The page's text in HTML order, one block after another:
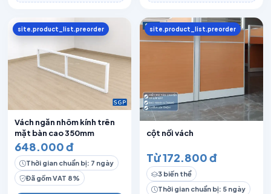
site.product_list.preorder
Vách ngăn nhôm kính trên
mặt bàn cao 350mm
648.000 đ
Thời gian chuẩn bị: 7 ngày
Đã gồm VAT 8%
site.product_list.preorder
cột nối vách
Từ 172.800 đ
3 biến thể
Thời gian chuẩn bị: 5 ngày